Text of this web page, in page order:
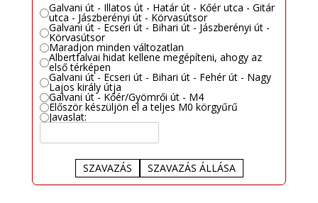
Galvani út - Illatos út - Határ út - Kőér utca - Gitár
utca - Jászberényi út - Körvasútsor
Galvani út - Ecseri út - Bihari út - Jászberényi út -
Körvasútsor
Maradjon minden változatlan
Albertfalvai hidat kellene megépíteni, ahogy az
első térképen
Galvani út - Ecseri út - Bihari út - Fehér út - Nagy
Lajos király útja
Galvani út - Kőér/Gyömrői út - M4
Először készüljön el a teljes M0 körgyűrű
Javaslat:
SZAVAZÁS SZAVAZÁS ÁLLÁSA